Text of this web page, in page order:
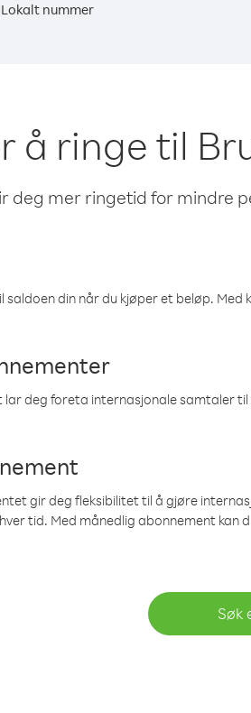
Lokalt nummer
å ringe til
deg mer ringetid for mindre
din når du kjøper et beløp.
deg foreta internasjonale samtaler
gir deg fleksibilitet til å gjøre
tid. Med månedlig abonnement kan
Søk